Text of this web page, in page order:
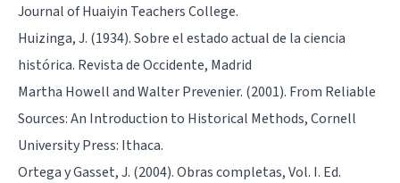
Journal of Huaiyin Teachers College.
Huizinga, J. (1934). Sobre el estado actual de la ciencia
histórica. Revista de Occidente, Madrid
Martha Howell and Walter Prevenier. (2001). From Reliable
Sources: An Introduction to Historical Methods, Cornell
University Press: Ithaca.
Ortega y Gasset, J. (2004). Obras completas, Vol. I. Ed.